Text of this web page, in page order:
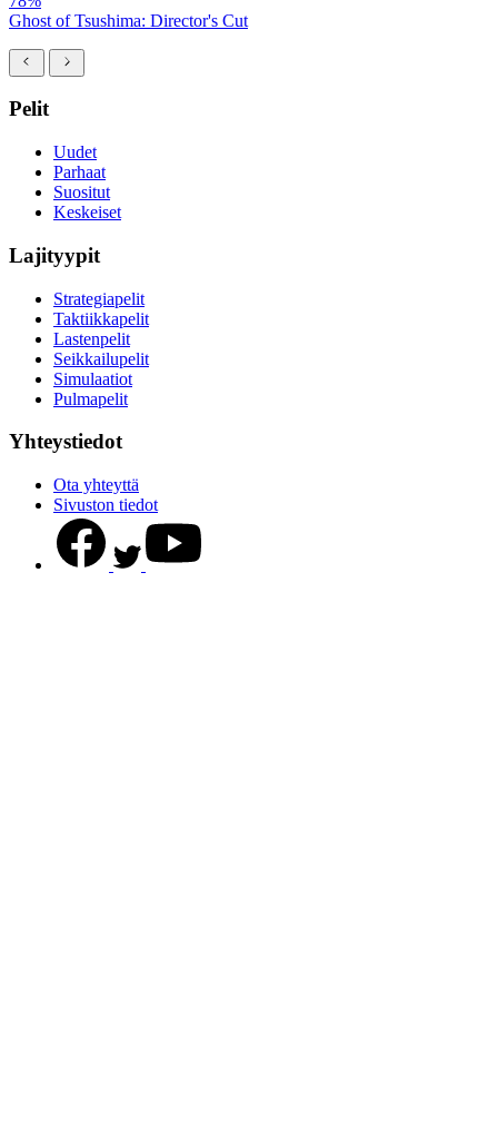
Ghost of Tsushima: Director's Cut
Pelit
Uudet
Parhaat
Suositut
Keskeiset
Lajityypit
Strategiapelit
Taktiikkapelit
Lastenpelit
Seikkailupelit
Simulaatiot
Pulmapelit
Yhteystiedot
Ota yhteyttä
Sivuston tiedot